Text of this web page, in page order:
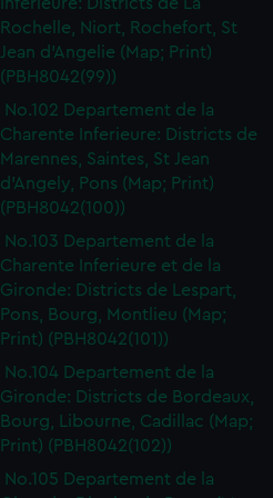
Rochelle, Niort, Rochefort, St
Jean d'Angelie (Map; Print)
(PBH8042(99))
No.102 Departement de la
Charente Inferieure: Districts de
Marennes, Saintes, St Jean
d'Angely, Pons (Map; Print)
(PBH8042(100))
No.103 Departement de la
Charente Inferieure et de la
Gironde: Districts de Lespart,
Pons, Bourg, Montlieu (Map;
Print) (PBH8042(101))
No.104 Departement de la
Gironde: Districts de Bordeaux,
Bourg, Libourne, Cadillac (Map;
Print) (PBH8042(102))
No.105 Departement de la